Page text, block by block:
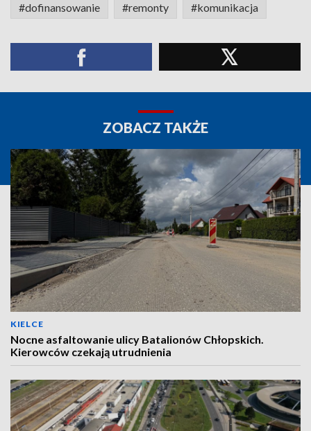
#dofinansowanie #remonty #komunikacja
ZOBACZ TAKŻE
KIELCE
Nocne asfaltowanie ulicy Batalionów Chłopskich.
Kierowców czekają utrudnienia